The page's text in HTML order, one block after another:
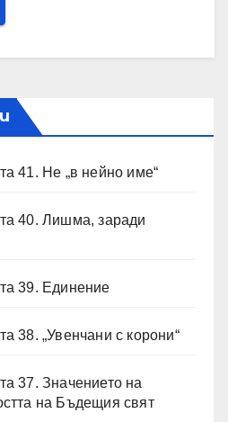
41. Не „в нейно име“
40. Лишма, заради
39. Единение
38. „Увенчани с корони“
37. Значението на
на Бъдещия свят